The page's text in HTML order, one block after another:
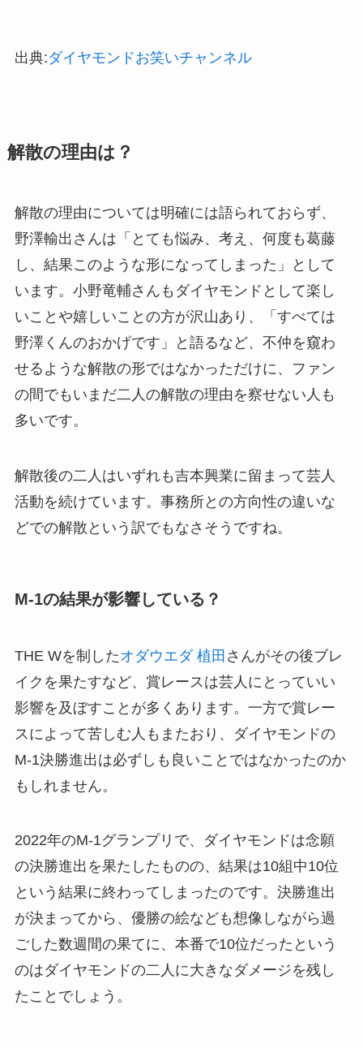
出典:ダイヤモンドお笑いチャンネル
解散の理由は？
解散の理由については明確には語られておらず、
野澤輸出さんは「とても悩み、考え、何度も葛藤
し、結果このような形になってしまった」として
います。小野竜輔さんもダイヤモンドとして楽し
いことや嬉しいことの方が沢山あり、「すべては
野澤くんのおかげです」と語るなど、不仲を窺わ
せるような解散の形ではなかっただけに、ファン
の間でもいまだ二人の解散の理由を察せない人も
多いです。
解散後の二人はいずれも吉本興業に留まって芸人
活動を続けています。事務所との方向性の違いな
どでの解散という訳でもなさそうですね。
M-1の結果が影響している？
THE Wを制したオダウエダ 植田 さんがその後ブレ
イクを果たすなど、賞レースは芸人にとっていい
影響を及ぼすことが多くあります。一方で賞レー
スによって苦しむ人もまたおり、ダイヤモンドの
M-1決勝進出は必ずしも良いことではなかったのか
もしれません。
2022年のM-1グランプリで、ダイヤモンドは念願
の決勝進出を果たしたものの、結果は10組中10位
という結果に終わってしまったのです。決勝進出
が決まってから、優勝の絵なども想像しながら過
ごした数週間の果てに、本番で10位だったという
のはダイヤモンドの二人に大きなダメージを残し
たことでしょう。